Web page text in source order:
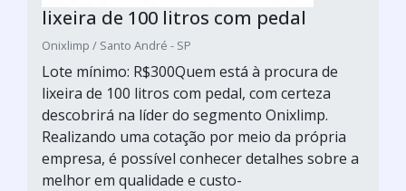
lixeira de 100 litros com pedal
Onixlimp / Santo André - SP
Lote mínimo: R$300Quem está à procura de
lixeira de 100 litros com pedal, com certeza
descobrirá na líder do segmento Onixlimp.
Realizando uma cotação por meio da própria
empresa, é possível conhecer detalhes sobre a
melhor em qualidade e custo-